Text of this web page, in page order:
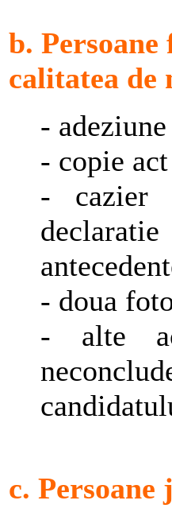
b.
calitatea
-
- copie
- cazier
- doua
- alte
c.